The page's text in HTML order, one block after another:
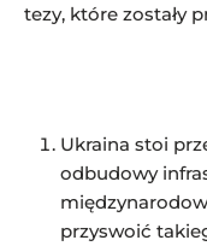
tezy, które zostały
Ukraina stoi
odbudowy
przyswoić